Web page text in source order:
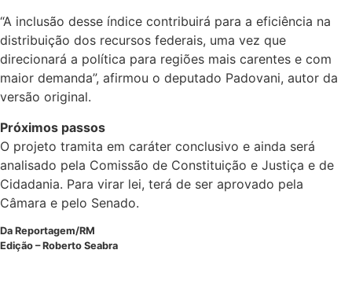
“A inclusão desse índice contribuirá para a eficiência na
distribuição dos recursos federais, uma vez que
direcionará a política para regiões mais carentes e com
maior demanda”, afirmou o deputado Padovani, autor da
versão original.
Próximos passos
O projeto tramita em caráter conclusivo e ainda será
analisado pela Comissão de Constituição e Justiça e de
Cidadania. Para virar lei, terá de ser aprovado pela
Câmara e pelo Senado.
Da Reportagem/RM
Edição – Roberto Seabra